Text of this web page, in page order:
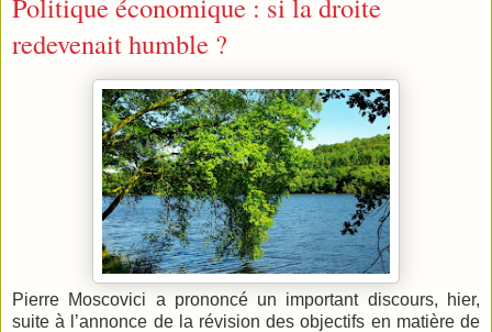
redevenait humble ?
Pierre Moscovici a prononcé un important discours, hier,
suite à l’annonce de la révision des objectifs en matière de